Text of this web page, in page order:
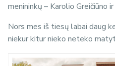
menininkų – Karolio Greičiūno
Nors mes iš tiesų labai daug
niekur kitur nieko neteko